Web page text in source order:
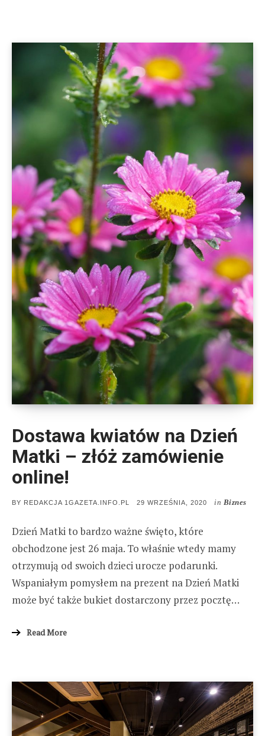
Dostawa kwiatów na Dzień
Matki – złóż zamówienie
online!
BY REDAKCJA 1GAZETA.INFO.PL
POSTED
29 WRZEŚNIA, 2020 in Biznes
Dzień Matki to bardzo ważne święto, które
obchodzone jest 26 maja. To właśnie wtedy mamy
otrzymują od swoich dzieci urocze podarunki.
Wspaniałym pomysłem na prezent na Dzień Matki
może być także bukiet dostarczony przez pocztę…
Read More